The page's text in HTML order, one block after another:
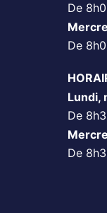
De
De
Lundi,
De
De